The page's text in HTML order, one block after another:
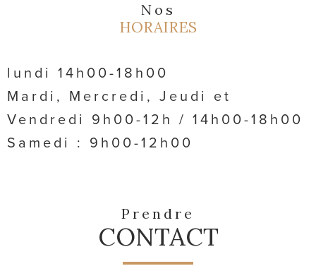
Nos
HORAIRES
lundi 14h00-18h00
Mardi, Mercredi, Jeudi et
Vendredi 9h00-12h / 14h00-18h00
Samedi : 9h00-12h00
Prendre
CONTACT